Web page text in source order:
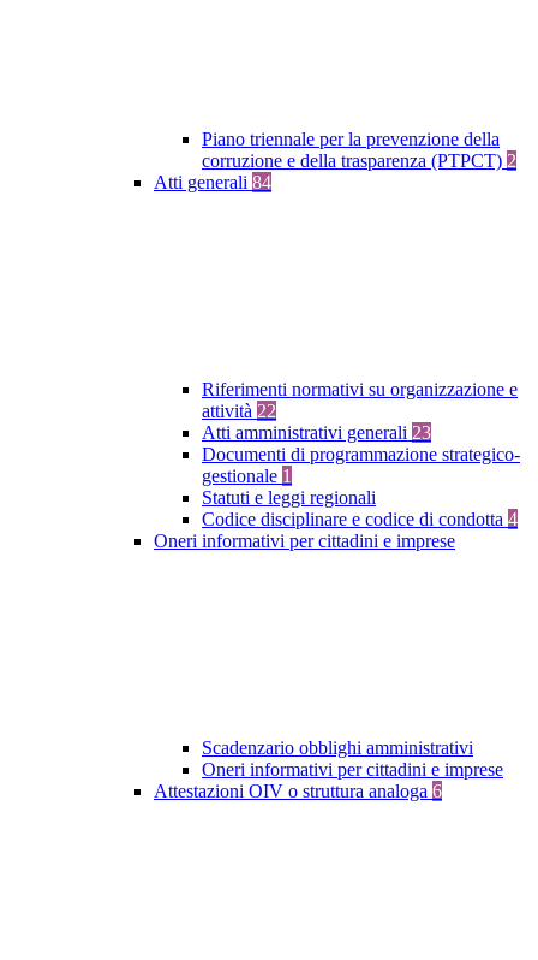
Piano triennale per la prevenzione della
corruzione e della trasparenza (PTPCT) 2
Atti generali 84
Riferimenti normativi su organizzazione e
attività 22
Atti amministrativi generali 23
Documenti di programmazione strategico-
gestionale 1
Statuti e leggi regionali
Codice disciplinare e codice di condotta 4
Oneri informativi per cittadini e imprese
Scadenzario obblighi amministrativi
Oneri informativi per cittadini e imprese
Attestazioni OIV o struttura analoga 6